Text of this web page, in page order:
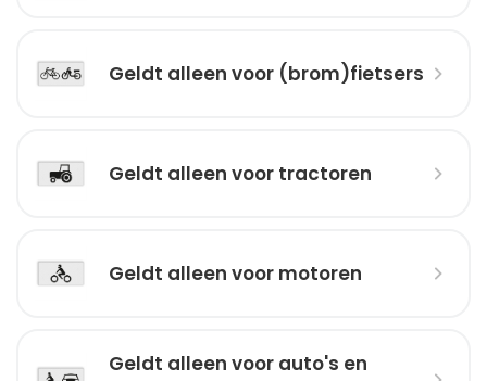
Geldt alleen voor (brom)fietsers
Geldt alleen voor tractoren
Geldt alleen voor motoren
Geldt alleen voor auto's en